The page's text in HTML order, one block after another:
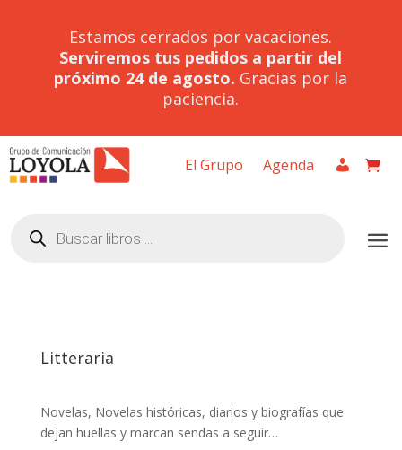
Estamos cerrados por vacaciones.
Serviremos tus pedidos a partir del
próximo 24 de agosto. Gracias por la
paciencia.
El Grupo Agenda
productos
Litteraria
Novelas, Novelas históricas, diarios y biografías que
dejan huellas y marcan sendas a seguir…